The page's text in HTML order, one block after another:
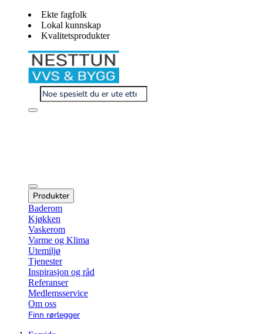
Ekte fagfolk
Lokal kunnskap
Kvalitetsprodukter
Produkter
Baderom
Kjøkken
Vaskerom
Varme og Klima
Utemiljø
Tjenester
Inspirasjon og råd
Referanser
Medlemsservice
Om oss
Finn rørlegger